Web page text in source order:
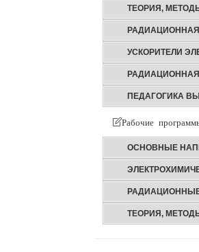
ТЕОРИЯ,
УСКОРИТЕЛИ
ПЕДАГОГИКА
Рабочие
ОСНОВНЫЕ
ТЕОРИЯ,